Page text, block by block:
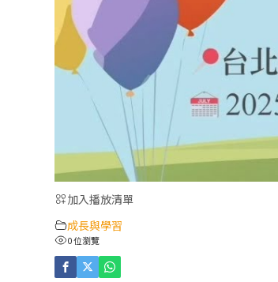
加入播放清單
成長與學習
0 位瀏覽